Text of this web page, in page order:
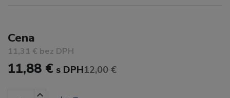
Cena
11,31 € bez DPH
11,88 € s DPH12,00 €